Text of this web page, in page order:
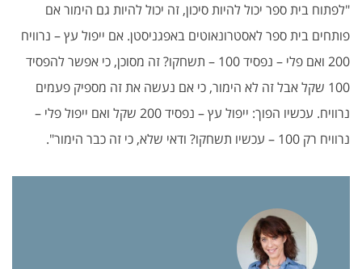
"לפתוח בית ספר יכול להיות סיכון, זה יכול להיות גם הימור אם
פותחים בית ספר לאסטרונאוטים באפגניסטן. אם ייפול עץ – נרוויח
200 ואם פלי – נפסיד 100 – תשחקו? זה מסוכן, כי אפשר להפסיד
100 שקל אבל זה לא הימור, כי אם נעשה את זה מספיק פעמים
נרוויח. עכשיו הפוך: ייפול עץ – נפסיד 200 שקל ואם ייפול פלי –
נרוויח רק 100 – עכשיו תשחקו? ודאי שלא, כי זה כבר הימור".